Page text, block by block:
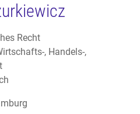
Recht
, Handels-,